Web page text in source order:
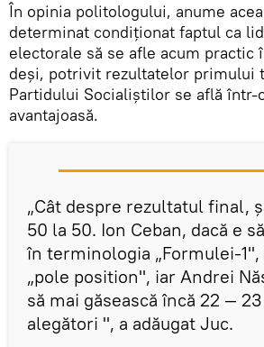
În opinia politologului, anume
determinat condiționat faptul ca
electorale să se afle acum practic
deși, potrivit rezultatelor primului
Partidului Socialiștilor se află într-
avantajoasă.
„Cât despre rezultatul final,
50 la 50. Ion Ceban, dacă e
în terminologia „Formulei-1",
„pole position", iar Andrei
să mai găsească încă 22 —
alegători ", a adăugat Juc.